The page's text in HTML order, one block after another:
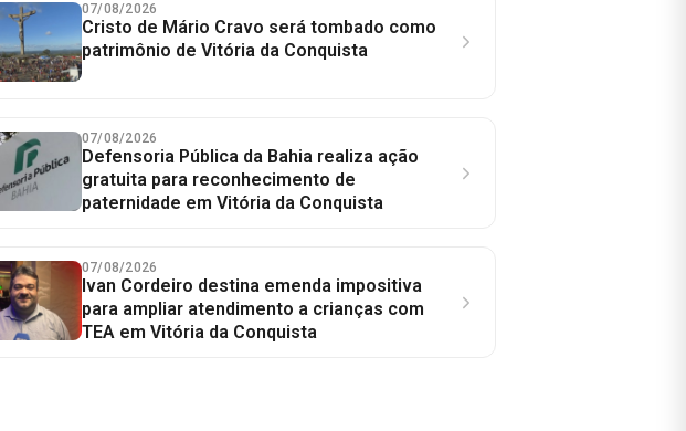
07/08/2026
Cristo de Mário Cravo será tombado como
patrimônio de Vitória da Conquista
07/08/2026
Defensoria Pública da Bahia realiza ação
gratuita para reconhecimento de
paternidade em Vitória da Conquista
07/08/2026
Ivan Cordeiro destina emenda impositiva
para ampliar atendimento a crianças com
TEA em Vitória da Conquista